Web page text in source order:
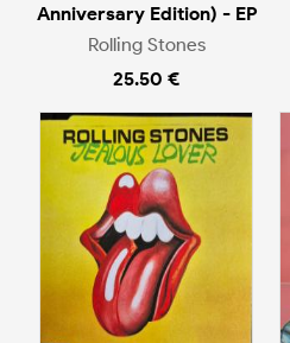
Anniversary Edition) - EP
Rolling Stones
25.50 €